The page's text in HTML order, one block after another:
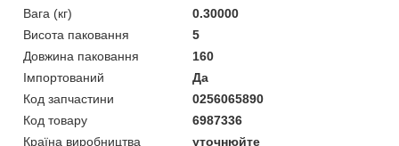
Вага (кг)
0.30000
Висота паковання
5
Довжина паковання
160
Імпортований
Да
Код запчастини
0256065890
Код товару
6987336
Країна виробництва
уточнюйте